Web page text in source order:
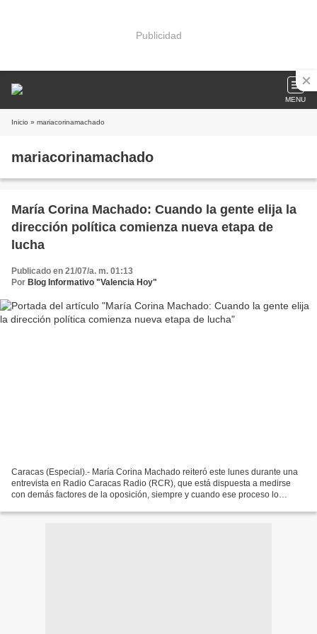
Publicidad
MENU
Inicio » mariacorinamachado
mariacorinamachado
María Corina Machado: Cuando la gente elija la
dirección política comienza nueva etapa de
lucha
Publicado en 21/07/a. m. 01:13
Por Blog Informativo "Valencia Hoy"
Caracas (Especial).- María Corina Machado reiteró este lunes durante una
entrevista en Radio Caracas Radio (RCR), que está dispuesta a medirse
con demás factores de la oposición, siempre y cuando ese proceso lo